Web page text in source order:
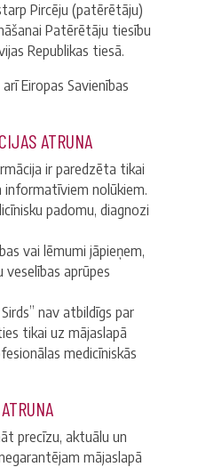
Pircēju (patērētāju)
Patērētāju tiesību
Republikas tiesā.
Eiropas Savienības
ATRUNA
ir paredzēta tikai
informatīviem nolūkiem.
padomu, diagnozi
vai lēmumi jāpieņem,
aprūpes
nav atbildīgs par
tikai uz mājaslapā
medicīniskās
precīzu, aktuālu un
mājaslapā